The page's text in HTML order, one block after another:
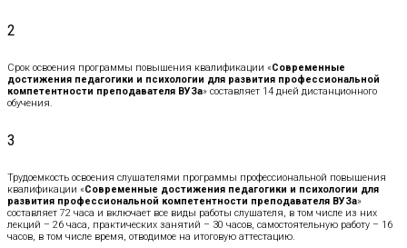
2
Срок освоения программы повышения квалификации «Современные
достижения педагогики и психологии для развития профессиональной
компетентности преподавателя ВУЗа» составляет 14 дней дистанционного
обучения.
3
Трудоемкость освоения слушателями программы профессиональной повышения
квалификации «Современные достижения педагогики и психологии для
развития профессиональной компетентности преподавателя ВУЗа»
составляет 72 часа и включает все виды работы слушателя, в том числе из них
лекций – 26 часа, практических занятий – 30 часов, самостоятельную работу – 16
часов, в том числе время, отводимое на итоговую аттестацию.